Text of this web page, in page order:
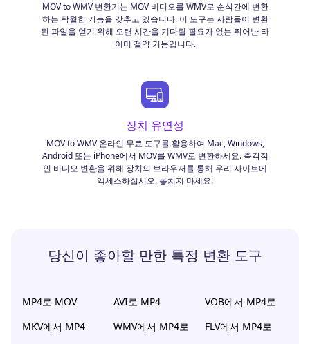
MOV to WMV 변환기는 MOV 비디오를 WMV로 순식간에 변환
하는 탁월한 기능을 갖추고 있습니다. 이 도구는 사람들이 변환
된 파일을 얻기 위해 오랜 시간을 기다릴 필요가 없는 뛰어난 타
이머 절약 기능입니다.
장치 유연성
MOV to WMV 온라인 무료 도구를 활용하여 Mac, Windows,
Android 또는 iPhone에서 MOV를 WMV로 변환하세요. 즉각적
인 비디오 변환을 위해 장치의 브라우저를 통해 우리 사이트에
액세스하십시오. 놓치지 마세요!
당신이 좋아할 만한 특정 변환 도구
MP4로 MOV AVI로 MP4
VOB에서 MP4로
MKV에서 MP4
WMV에서 MP4로
FLV에서 MP4로